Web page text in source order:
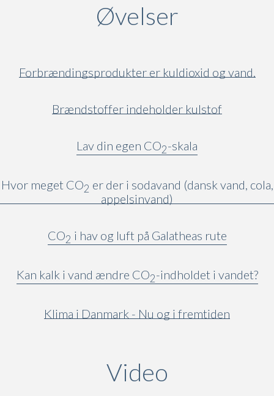
Øvelser
Forbrændingsprodukter er kuldioxid og vand.
Brændstoffer indeholder kulstof
Lav din egen CO2-skala
Hvor meget CO2 er der i sodavand (dansk vand, cola,
appelsinvand)
CO2 i hav og luft på Galatheas rute
Kan kalk i vand ændre CO2-indholdet i vandet?
Klima i Danmark - Nu og i fremtiden
Video